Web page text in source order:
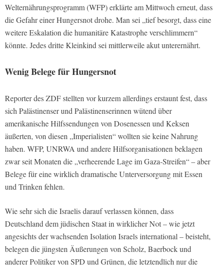
Welternährungsprogramm (WFP) erklärte am Mittwoch erneut, dass
die Gefahr einer Hungersnot drohe. Man sei „tief besorgt, dass eine
weitere Eskalation die humanitäre Katastrophe verschlimmern“
könnte. Jedes dritte Kleinkind sei mittlerweile akut unterernährt.
Wenig Belege für Hungersnot
Reporter des ZDF stellten vor kurzem allerdings erstaunt fest, dass
sich Palästinenser und Palästinenserinnen wütend über
amerikanische Hilfssendungen von Dosenessen und Keksen
äußerten, von diesen „Imperialisten“ wollten sie keine Nahrung
haben. WFP, UNRWA und andere Hilfsorganisationen beklagen
zwar seit Monaten die „verheerende Lage im Gaza-Streifen“ – aber
Belege für eine wirklich dramatische Unterversorgung mit Essen
und Trinken fehlen.
Wie sehr sich die Israelis darauf verlassen können, dass
Deutschland dem jüdischen Staat in wirklicher Not – wie jetzt
angesichts der wachsenden Isolation Israels international – beisteht,
belegen die jüngsten Äußerungen von Scholz, Baerbock und
anderer Politiker von SPD und Grünen, die letztendlich nur die